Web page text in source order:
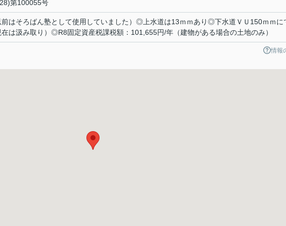
第100055号
はそろばん塾として使用していました）◎上水道は13ｍｍあり◎下水道ＶＵ150ｍｍに
は汲み取り）◎R8固定資産税課税額：101,655円/年（建物がある場合の土地のみ）
情報